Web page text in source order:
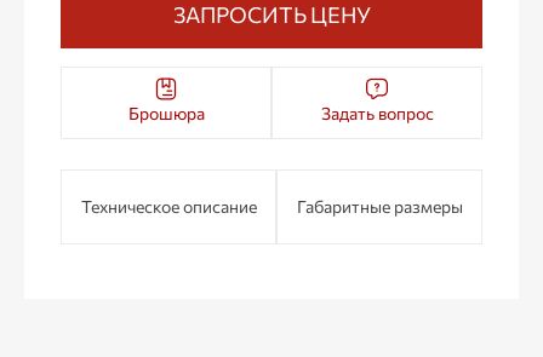
Брошюра Задать вопрос
ЗАПРОСИТЬ ЦЕНУ
Техническое описание Габаритные размеры